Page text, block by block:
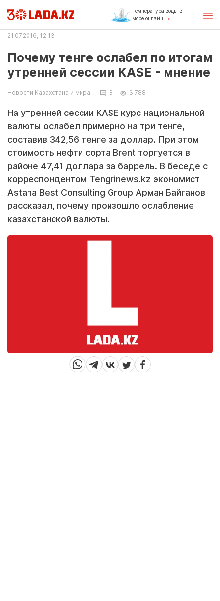
Температура воды в
море онлайн
21.07.2016, 12:13
Почему тенге ослабел по итогам
утренней сессии KASE - мнение
Новости Казахстана и мира 8 3 788
На утренней сессии KASE курс национальной
валюты ослабел примерно на три тенге,
составив 342,56 тенге за доллар. При этом
стоимость нефти сорта Brent торгуется в
районе 47,41 доллара за баррель. В беседе с
корреспондентом Tengrinews.kz экономист
Astana Best Consulting Group Арман Байганов
рассказал, почему произошло ослабление
казахстанской валюты.